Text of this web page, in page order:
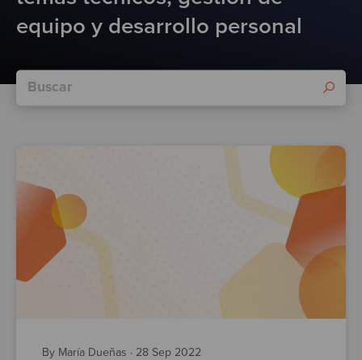
equipo y desarrollo personal
By María Dueñas · 28 Sep 2022